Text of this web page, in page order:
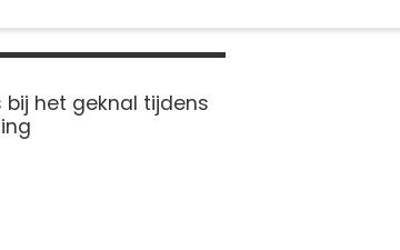
bij het geknal tijdens